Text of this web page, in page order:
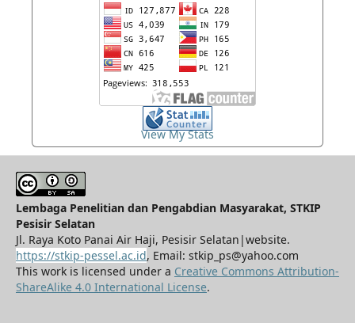
View My Stats
Lembaga Penelitian dan Pengabdian Masyarakat, STKIP
Pesisir Selatan
Jl. Raya Koto Panai Air Haji, Pesisir Selatan|website.
https://stkip-pessel.ac.id, Email: stkip_ps@yahoo.com
This work is licensed under a Creative Commons Attribution-
ShareAlike 4.0 International License.